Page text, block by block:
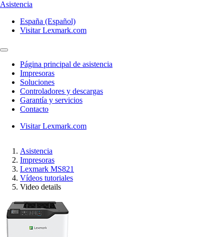
Asistencia
España (Español)
Visitar Lexmark.com
Página principal de asistencia
Impresoras
Soluciones
Controladores y descargas
Garantía y servicios
Contacto
Visitar Lexmark.com
Asistencia
Impresoras
Lexmark MS821
Vídeos tutoriales
Video details